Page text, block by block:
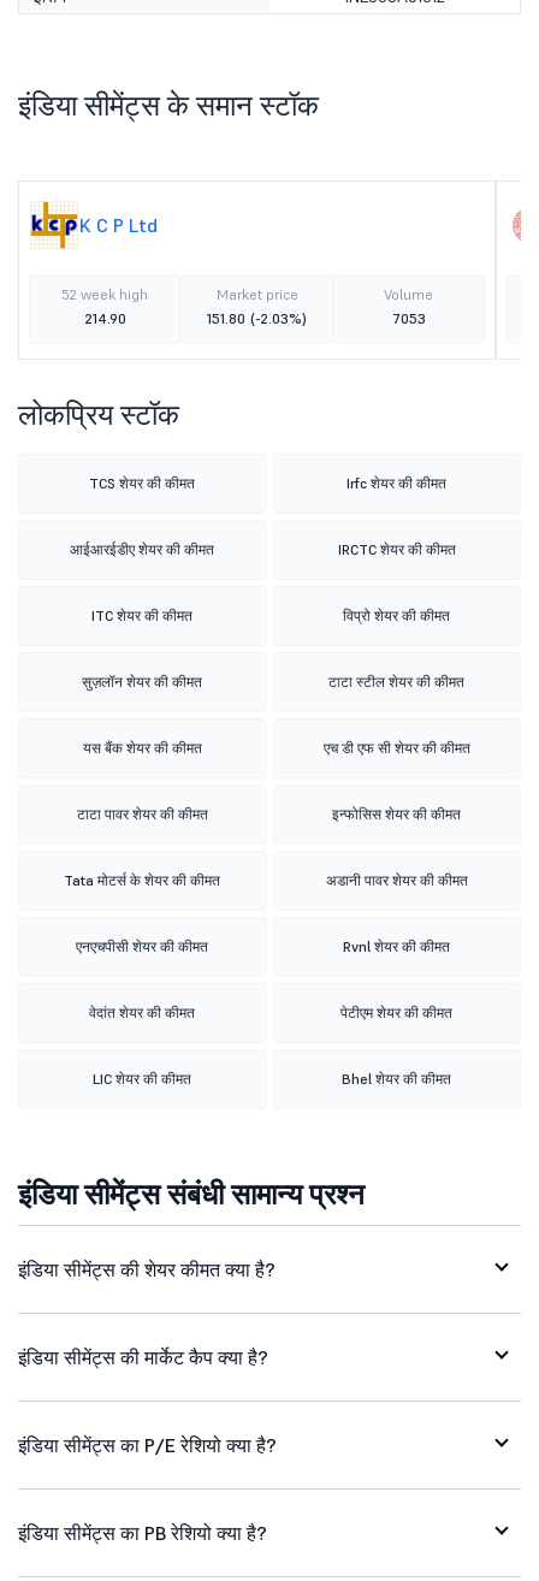
इंडिया सीमेंट्स के समान स्टॉक
K C P Ltd
52 week high
214.90
Market price
151.80 (-2.03%)
Volume
7053
लोकप्रिय स्टॉक
TCS शेयर की कीमत Irfc शेयर की कीमत
आईआरईडीए शेयर की कीमत IRCTC शेयर की कीमत
ITC शेयर की कीमत विप्रो शेयर की कीमत
सुज़लॉन शेयर की कीमत टाटा स्टील शेयर की कीमत
यस बैंक शेयर की कीमत एच डी एफ सी शेयर की कीमत
टाटा पावर शेयर की कीमत इन्फोसिस शेयर की कीमत
Tata मोटर्स के शेयर की कीमत अडानी पावर शेयर की कीमत
एनएचपीसी शेयर की कीमत Rvnl शेयर की कीमत
वेदांत शेयर की कीमत पेटीएम शेयर की कीमत
LIC शेयर की कीमत Bhel शेयर की कीमत
इंडिया सीमेंट्स संबंधी सामान्य प्रश्न
इंडिया सीमेंट्स की शेयर कीमत क्या है?
इंडिया सीमेंट्स की मार्केट कैप क्या है?
इंडिया सीमेंट्स का P/E रेशियो क्या है?
इंडिया सीमेंट्स का PB रेशियो क्या है?